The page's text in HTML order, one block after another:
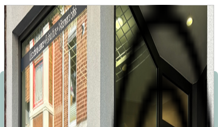
La Marionnette - Puériculture,
Vêtements, Jeux, Listes de
naissance
Bienvenue à la Marionnette !
Les conseils avisés, la sympathie, le service, la disponibilité, le service après vente et le choix sont les
mots d’ordre de notre boutique.